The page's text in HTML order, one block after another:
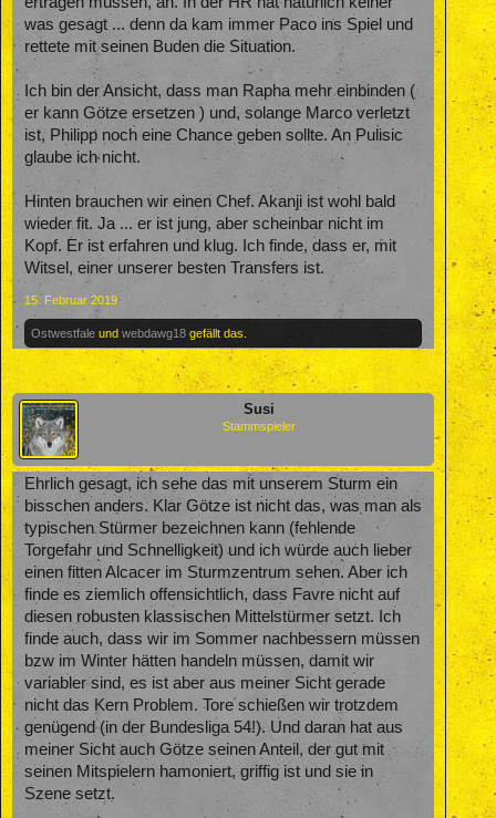
was gesagt ... denn da kam immer Paco ins Spiel und
rettete mit seinen Buden die Situation.
Ich bin der Ansicht, dass man Rapha mehr einbinden (
er kann Götze ersetzen ) und, solange Marco verletzt
ist, Philipp noch eine Chance geben sollte. An Pulisic
glaube ich nicht.
Hinten brauchen wir einen Chef. Akanji ist wohl bald
wieder fit. Ja ... er ist jung, aber scheinbar nicht im
Kopf. Er ist erfahren und klug. Ich finde, dass er, mit
Witsel, einer unserer besten Transfers ist.
15. Februar 2019
Ostwestfale und webdawg18 gefällt das.
Susi
Stammspieler
Ehrlich gesagt, ich sehe das mit unserem Sturm ein
bisschen anders. Klar Götze ist nicht das, was man als
typischen Stürmer bezeichnen kann (fehlende
Torgefahr und Schnelligkeit) und ich würde auch lieber
einen fitten Alcacer im Sturmzentrum sehen. Aber ich
finde es ziemlich offensichtlich, dass Favre nicht auf
diesen robusten klassischen Mittelstürmer setzt. Ich
finde auch, dass wir im Sommer nachbessern müssen
bzw im Winter hätten handeln müssen, damit wir
variabler sind, es ist aber aus meiner Sicht gerade
nicht das Kern Problem. Tore schießen wir trotzdem
genügend (in der Bundesliga 54!). Und daran hat aus
meiner Sicht auch Götze seinen Anteil, der gut mit
seinen Mitspielern hamoniert, griffig ist und sie in
Szene setzt.